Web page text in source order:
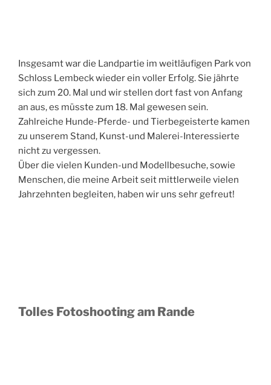
Insgesamt war die Landpartie im weitläufigen Park von
Schloss Lembeck wieder ein voller Erfolg. Sie jährte
sich zum 20. Mal und wir stellen dort fast von Anfang
an aus, es müsste zum 18. Mal gewesen sein.
Zahlreiche Hunde-Pferde- und Tierbegeisterte kamen
zu unserem Stand, Kunst-und Malerei-Interessierte
nicht zu vergessen.
Über die vielen Kunden-und Modellbesuche, sowie
Menschen, die meine Arbeit seit mittlerweile vielen
Jahrzehnten begleiten, haben wir uns sehr gefreut!
Tolles Fotoshooting am Rande